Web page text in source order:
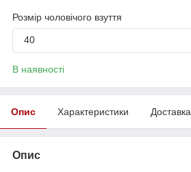
Розмір чоловічого взуття
40
В наявності
Опис Характеристики Доставка
Опис